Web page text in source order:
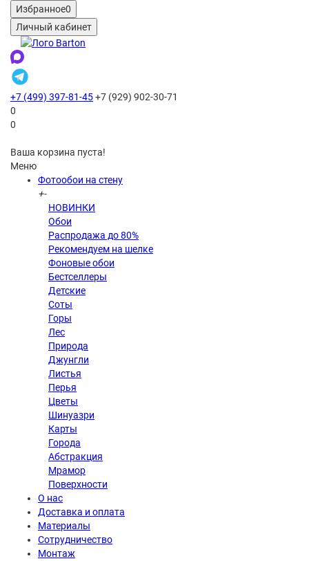
Избранное0
Личный кабинет
+7 (499) 397-81-45+7 (929) 902-30-71
0
0
Ваша корзина пуста!
Меню
Фотообои на стену
+-
НОВИНКИ
Обои
Распродажа до 80%
Рекомендуем на шелке
Фоновые обои
Бестселлеры
Детские
Соты
Горы
Лес
Природа
Джунгли
Листья
Перья
Цветы
Шинуазри
Карты
Города
Абстракция
Мрамор
Поверхности
О нас
Доставка и оплата
Материалы
Сотрудничество
Монтаж